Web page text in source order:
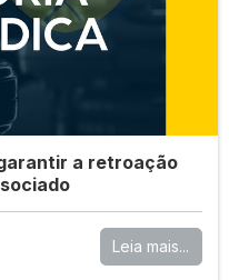
a retroação
Leia mais...